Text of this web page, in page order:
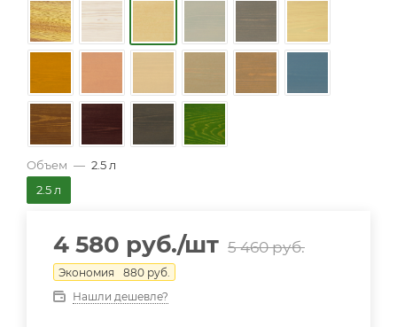
Объем — 2.5 л
2.5 л
4 580 руб./шт 5 460руб.
Экономия 880 руб.
Нашли дешевле?